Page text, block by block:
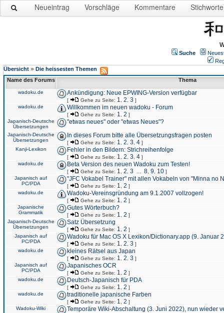
Neueintrag Vorschläge Kommentare Stichworte
Suche
Übersicht » Die heissesten Themen
Name des Forums
Thema
wadoku.de Ankündigung: Neue EPWING-Version verfügbar
[ Gehe zu Seite: 1 2 3 ]
wadoku.de
Willkommen im neuen wadoku - Forum
[ Gehe zu Seite: 1 2 ]
Japanisch-Deutsche
Übersetzungen
"etwas neues" oder "etwas Neues"?
Japanisch-Deutsche
Übersetzungen
In dieses Forum bitte alle Übersetzungsfragen posten
[ Gehe zu Seite: 1 2 3 4 ]
Kanji-Lexikon
Fehler in den Bildern: Strichreihenfolge
[ Gehe zu Seite: 1 2 3 4 ]
wadoku.de
Beta Version des neuen Wadoku zum Testen!
[ Gehe zu Seite: 1 2 3 8 9 10 ]
Japanisch auf
PC/PDA
"JFC Vokabel Trainer" mit allen Vokabeln von "Minna no
[ Gehe zu Seite: 1 2 ]
wadoku.de
Wadoku-Vereinsgründung am 9.1.2007 vollzogen!
[ Gehe zu Seite: 1 2 ]
Japanische
Grammatik
Gutes Wörterbuch?
[ Gehe zu Seite: 1 2 ]
Japanisch-Deutsche
Übersetzungen
Satz Übersetzung
[ Gehe zu Seite: 1 2 ]
Japanisch auf
PC/PDA
Wadoku für Mac OS X Lexikon/Dictionary.app (9. Januar
[ Gehe zu Seite: 1 2 3 ]
wadoku.de
kleines Rätsel aus Japan
[ Gehe zu Seite: 1 2 3 ]
Japanisch auf
PC/PDA
Japanisches OCR
[ Gehe zu Seite: 1 2 ]
wadoku.de
Deutsch-Japanisch für PDA
[ Gehe zu Seite: 1 2 ]
wadoku.de
traditionelle japanische Farben
[ Gehe zu Seite: 1 2 ]
Wadoku-Wiki
Temporäre Wiki-Abschaltung (3. Juni 2022), nun wieder